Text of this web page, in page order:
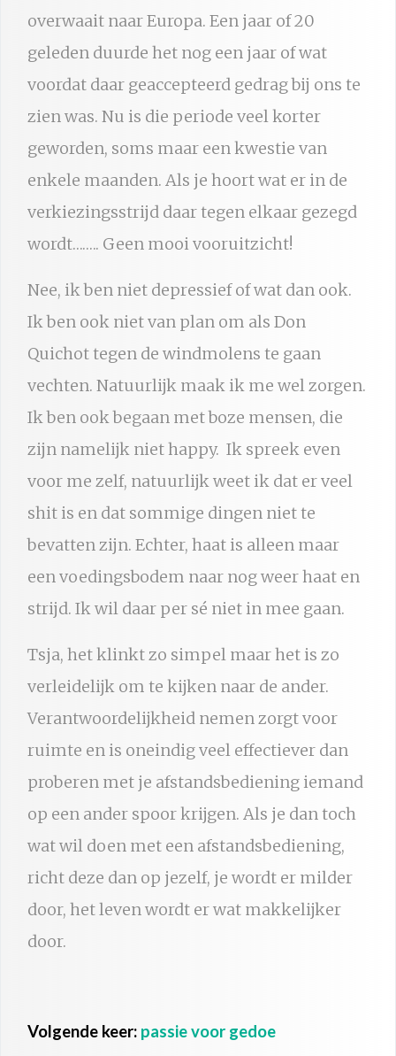
overwaait naar Europa. Een jaar of 20
geleden duurde het nog een jaar of wat
voordat daar geaccepteerd gedrag bij ons te
zien was. Nu is die periode veel korter
geworden, soms maar een kwestie van
enkele maanden. Als je hoort wat er in de
verkiezingsstrijd daar tegen elkaar gezegd
wordt…….. Geen mooi vooruitzicht!
Nee, ik ben niet depressief of wat dan ook.
Ik ben ook niet van plan om als Don
Quichot tegen de windmolens te gaan
vechten. Natuurlijk maak ik me wel zorgen.
Ik ben ook begaan met boze mensen, die
zijn namelijk niet happy. Ik spreek even
voor me zelf, natuurlijk weet ik dat er veel
shit is en dat sommige dingen niet te
bevatten zijn. Echter, haat is alleen maar
een voedingsbodem naar nog weer haat en
strijd. Ik wil daar per sé niet in mee gaan.
Tsja, het klinkt zo simpel maar het is zo
verleidelijk om te kijken naar de ander.
Verantwoordelijkheid nemen zorgt voor
ruimte en is oneindig veel effectiever dan
proberen met je afstandsbediening iemand
op een ander spoor krijgen. Als je dan toch
wat wil doen met een afstandsbediening,
richt deze dan op jezelf, je wordt er milder
door, het leven wordt er wat makkelijker
door.
Volgende keer: passie voor gedoe